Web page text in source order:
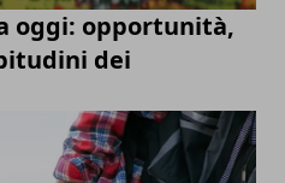
oggi: opportunità,
dei